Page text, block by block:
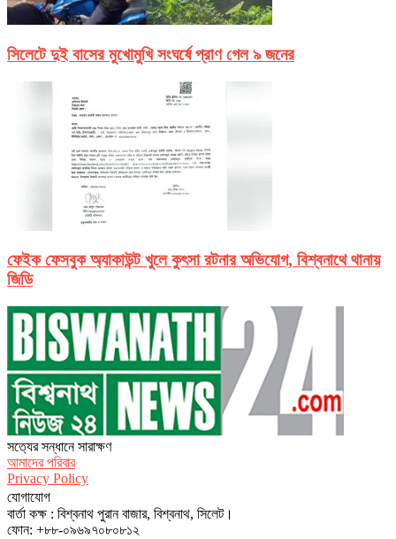
সিলেটে দুই বাসের মুখোমুখি সংঘর্ষে প্রাণ গেল ৯ জনের
ফেইক ফেসবুক অ্যাকাউন্ট খুলে কুৎসা রটনার অভিযোগ, বিশ্বনাথে থানায়
জিডি
সত‌্যের সন্ধানে সারাক্ষণ
আমাদের পরিবার
Privacy Policy
যোগাযোগ
বার্তা কক্ষ : বিশ্বনাথ পুরান বাজার, বিশ্বনাথ, সিলেট।
ফোন: +৮৮-০৯৬৯৭০৮০৮১২